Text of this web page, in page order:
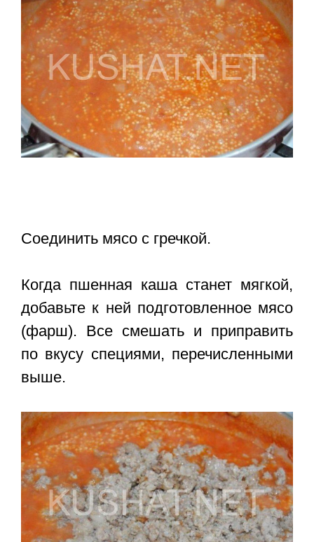
Соединить мясо с гречкой.
Когда пшенная каша станет мягкой,
добавьте к ней подготовленное мясо
(фарш). Все смешать и приправить
по вкусу специями, перечисленными
выше.